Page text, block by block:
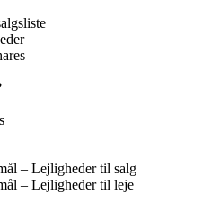
– Lejligheder til salg
– Lejligheder til leje